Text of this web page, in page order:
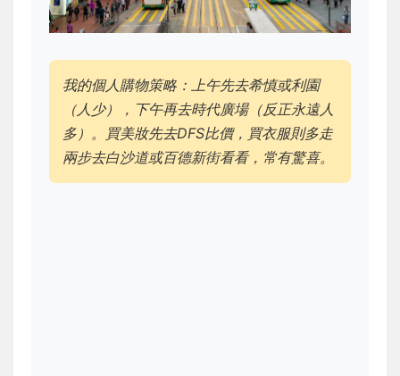
我的個人購物策略：上午先去希慎或利園
（人少），下午再去時代廣場（反正永遠人
多）。買美妝先去DFS比價，買衣服則多走
兩步去白沙道或百德新街看看，常有驚喜。